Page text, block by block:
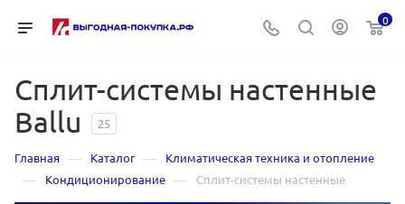
0
Сплит-системы настенные
Ballu
25
Главная — Каталог — Климатическая техника и отопление
— Кондиционирование — Сплит-системы настенные